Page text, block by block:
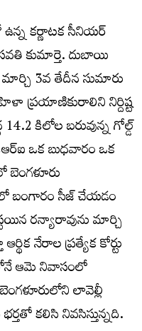
ఉన్న క‌ర్ణాట‌క సీనియ‌ర్
కుమార్తె. దుబాయి
మార్చి 3వ తేదీన సుమారు
ప్ర‌యాణికురాలిని నిర్దిష్ట
కిలోల బ‌రువున్న గోల్డ్
ఒక బుధ‌వారం ఒక
బంగారం సీజ్ చేయ‌డం
ర‌న్యారావును మార్చి
నేరాల ప్ర‌త్యేక కోర్టు
ఆమె నివాసంలో
లావెల్లీ
క‌లిసి నివ‌సిస్తున్న‌ది.